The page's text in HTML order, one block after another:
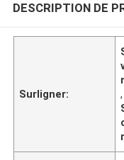
DESCRIPTION DE
Surligner:
,